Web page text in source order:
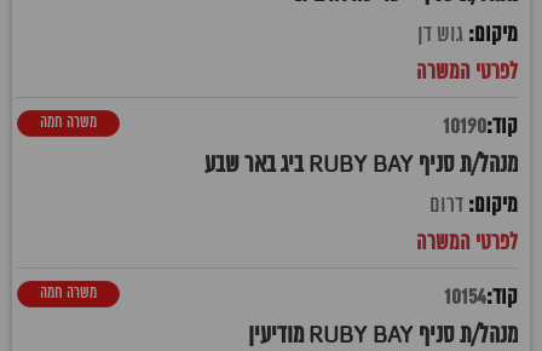
גוש דן
10190
מנהל/ת סניף RUBY BAY ביג באר שבע
משרה חמה
דרום
10154
מנהל/ת סניף RUBY BAY מודיעין
משרה חמה